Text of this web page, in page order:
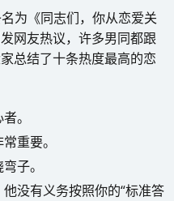
为《同志们，你从恋爱关
网友热议，许多男同都跟
总结了十条热度最高的恋
。
重要。
子。
没有义务按照你的“标准答